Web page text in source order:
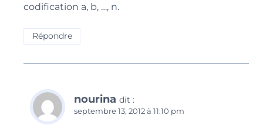
codification a, b, …, n.
Répondre
nourina dit :
septembre 13, 2012 à 11:10 pm